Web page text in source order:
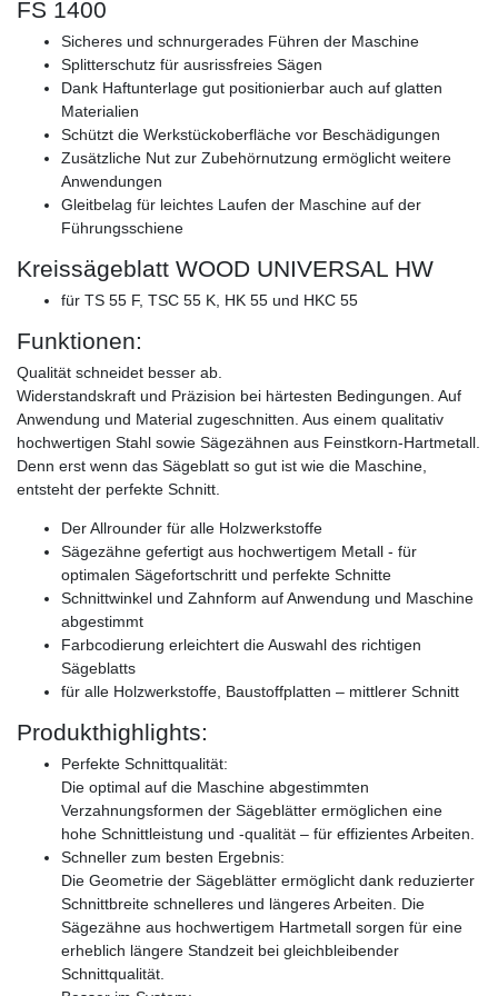
FS 1400
Sicheres und schnurgerades Führen der Maschine
Splitterschutz für ausrissfreies Sägen
Dank Haftunterlage gut positionierbar auch auf glatten
Materialien
Schützt die Werkstückoberfläche vor Beschädigungen
Zusätzliche Nut zur Zubehörnutzung ermöglicht weitere
Anwendungen
Gleitbelag für leichtes Laufen der Maschine auf der
Führungsschiene
Kreissägeblatt WOOD UNIVERSAL HW
für TS 55 F, TSC 55 K, HK 55 und HKC 55
Funktionen:
Qualität schneidet besser ab.
Widerstandskraft und Präzision bei härtesten Bedingungen. Auf
Anwendung und Material zugeschnitten. Aus einem qualitativ
hochwertigen Stahl sowie Sägezähnen aus Feinstkorn-Hartmetall.
Denn erst wenn das Sägeblatt so gut ist wie die Maschine,
entsteht der perfekte Schnitt.
Der Allrounder für alle Holzwerkstoffe
Sägezähne gefertigt aus hochwertigem Metall - für
optimalen Sägefortschritt und perfekte Schnitte
Schnittwinkel und Zahnform auf Anwendung und Maschine
abgestimmt
Farbcodierung erleichtert die Auswahl des richtigen
Sägeblatts
für alle Holzwerkstoffe, Baustoffplatten – mittlerer Schnitt
Produkthighlights:
Perfekte Schnittqualität:
Die optimal auf die Maschine abgestimmten
Verzahnungsformen der Sägeblätter ermöglichen eine
hohe Schnittleistung und -qualität – für effizientes Arbeiten.
Schneller zum besten Ergebnis:
Die Geometrie der Sägeblätter ermöglicht dank reduzierter
Schnittbreite schnelleres und längeres Arbeiten. Die
Sägezähne aus hochwertigem Hartmetall sorgen für eine
erheblich längere Standzeit bei gleichbleibender
Schnittqualität.